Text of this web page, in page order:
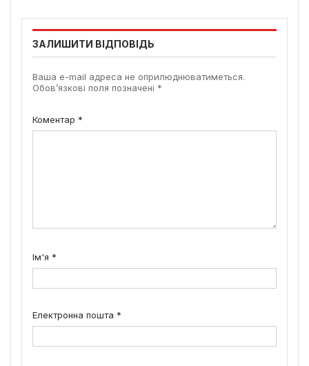
ЗАЛИШИТИ ВІДПОВІДЬ
Ваша e-mail адреса не оприлюднюватиметься.
Обов’язкові поля позначені *
Коментар *
Ім'я *
Електронна пошта *